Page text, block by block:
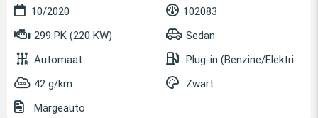
10/2020
102083
299 PK (220 KW)
Sedan
Automaat
Plug-in (Benzine/Elektrisch)
42 g/km
Zwart
Margeauto